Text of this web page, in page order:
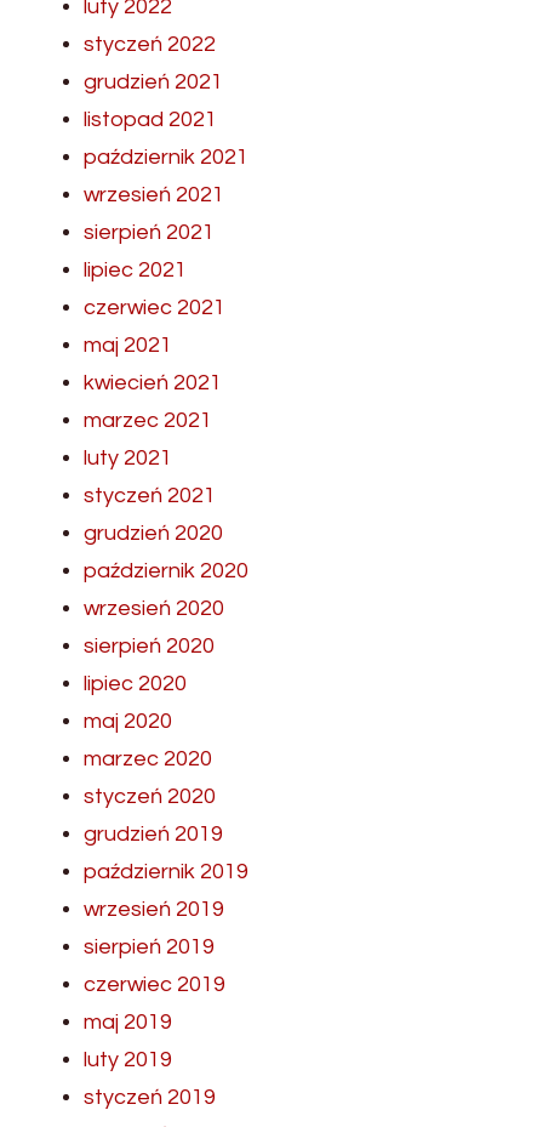
luty 2022
styczeń 2022
grudzień 2021
listopad 2021
październik 2021
wrzesień 2021
sierpień 2021
lipiec 2021
czerwiec 2021
maj 2021
kwiecień 2021
marzec 2021
luty 2021
styczeń 2021
grudzień 2020
październik 2020
wrzesień 2020
sierpień 2020
lipiec 2020
maj 2020
marzec 2020
styczeń 2020
grudzień 2019
październik 2019
wrzesień 2019
sierpień 2019
czerwiec 2019
maj 2019
luty 2019
styczeń 2019